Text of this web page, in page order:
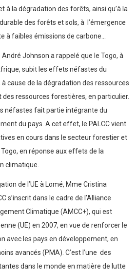
à la dégradation des forêts, ainsi qu’à la
des forêts et sols, à l’émergence
à faibles émissions de carbone…
Johnson a rappelé que le Togo, à
subit les effets néfastes du
cause de la dégradation des ressources
des ressources forestières, en particulier.
néfastes fait partie intégrante du
du pays. A cet effet, le PALCC vient
en cours dans le secteur forestier et
en réponse aux effets de la
climatique.
de l’UE à Lomé, Mme Cristina
s’inscrit dans le cadre de l’Alliance
Climatique (AMCC+), qui est
(UE) en 2007, en vue de renforcer le
avec les pays en développement, en
avancés (PMA). C’est l’une des
dans le monde en matière de lutte